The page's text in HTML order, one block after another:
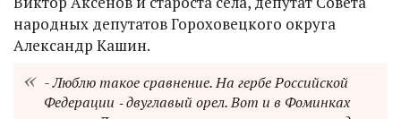
народных депутатов Гороховецкого округа
Александр Кашин.
- Люблю такое сравнение. На гербе Российской
Федерации ‑ двуглавый орел. Вот и в Фоминках